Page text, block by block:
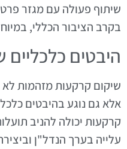
שיתוף פעולה עם מגזר
בקרב הציבור הכללי,
היבטים
שיקום קרקעות מזהמות
אלא גם נוגע בהיבטים
קרקעות יכולה להניב
עלייה בערך הנדל"ן